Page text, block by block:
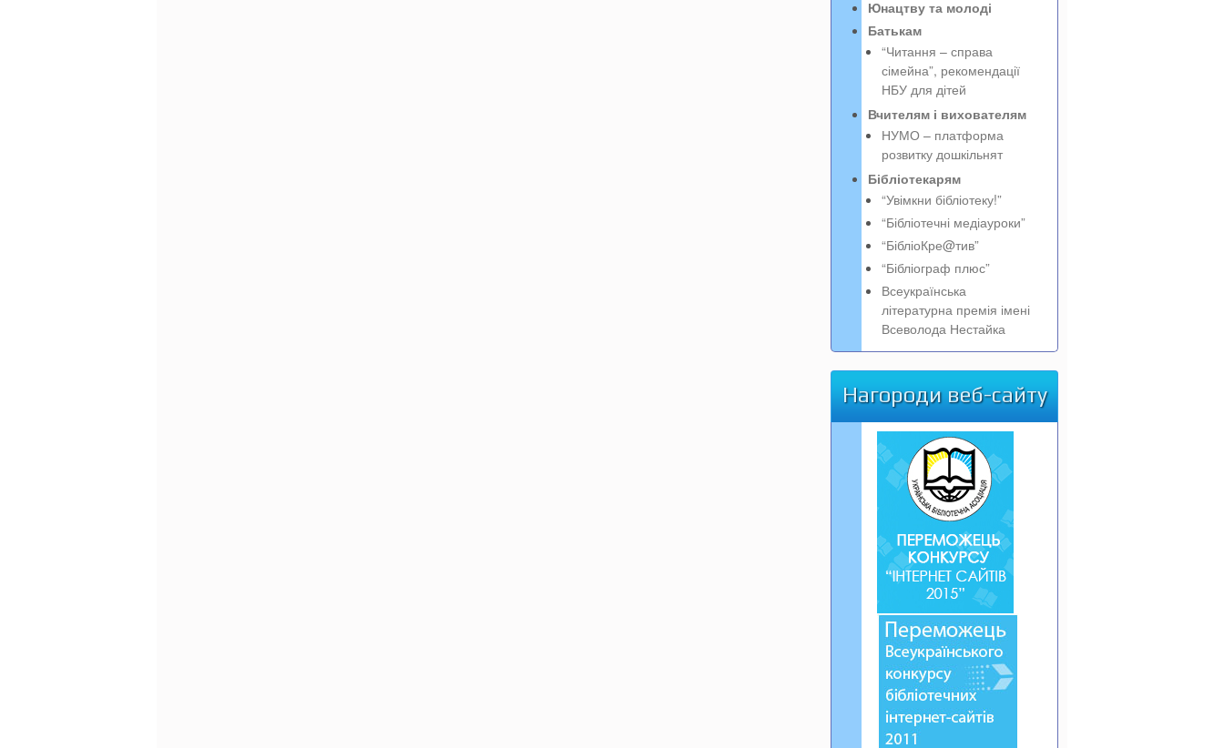
Юнацтву та молоді
Батькам
“Читання – справа
сімейна”, рекомендації
НБУ для дітей
Вчителям і вихователям
НУМО – платформа
розвитку дошкільнят
Бібліотекарям
“Увімкни бібліотеку!”
“Бібліотечні медіауроки”
“БібліоКре@тив”
“Бібліограф плюс”
Всеукраїнська
літературна премія імені
Всеволода Нестайка
Нагороди веб-сайту